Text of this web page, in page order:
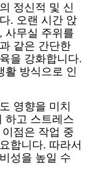
정신적 및 신
. 오랜 시간 앉
사무실 주위를
같은 간단한
을 강화합니다.
활 방식으로 인
영향을 미치
하고 스트레스
점은 작업 중
합니다. 따라서
성을 높일 수